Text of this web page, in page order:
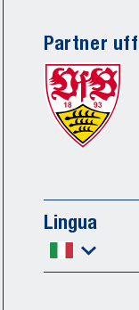
Partner
Lingua